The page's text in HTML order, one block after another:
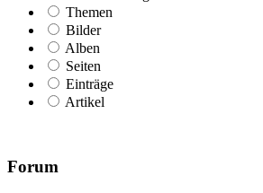
Themen
Bilder
Alben
Seiten
Einträge
Artikel
Forum